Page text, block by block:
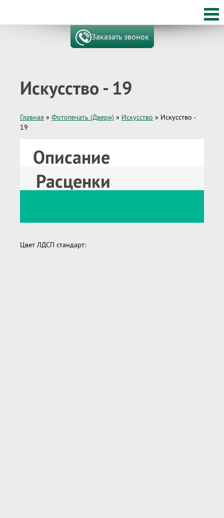
Заказать звонок
Искусство - 19
Главная » Фотопечать (Двери) » Искусство » Искусство -
19
Описание
Расценки
Цвет ЛДСП стандарт: